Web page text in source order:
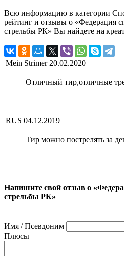
Всю информацию в категории
рейтинг и отзывы о «Федерация
стрельбы РК» Вы найдете на
Mein Strimer 20.02.2020
Отличный тир,отличные
RUS 04.12.2019
Тир можно пострелять за
Напишите свой отзыв о
стрельбы РК»
Имя / Псевдоним
Плюсы